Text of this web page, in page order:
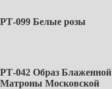
РТ-099 Белые розы
РТ-042 Образ Блаженной
Матроны Московской